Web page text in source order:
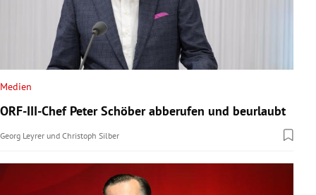
Medien
ORF-III-Chef Peter Schöber abberufen und beurlaubt
Georg Leyrer und Christoph Silber